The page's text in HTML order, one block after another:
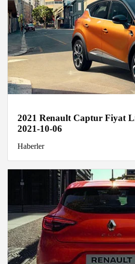
2021 Renault Captur Fiyat
2021-10-06
Haberler